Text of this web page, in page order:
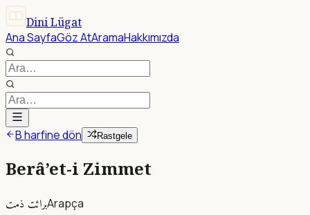
Dini Lügat
Ana SayfaGöz AtAramaHakkımızda
B harfine dön Rastgele
Berâ’et-i Zimmet
برائت ذمتArapça